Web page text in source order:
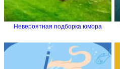
Невероятная подборка юмора